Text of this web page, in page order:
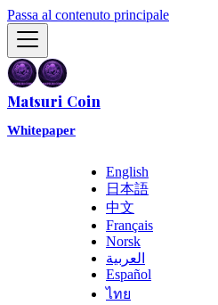
Passa al contenuto principale
Matsuri Coin
Whitepaper
English
日本語
中文
Français
Norsk
العربية
Español
ไทย